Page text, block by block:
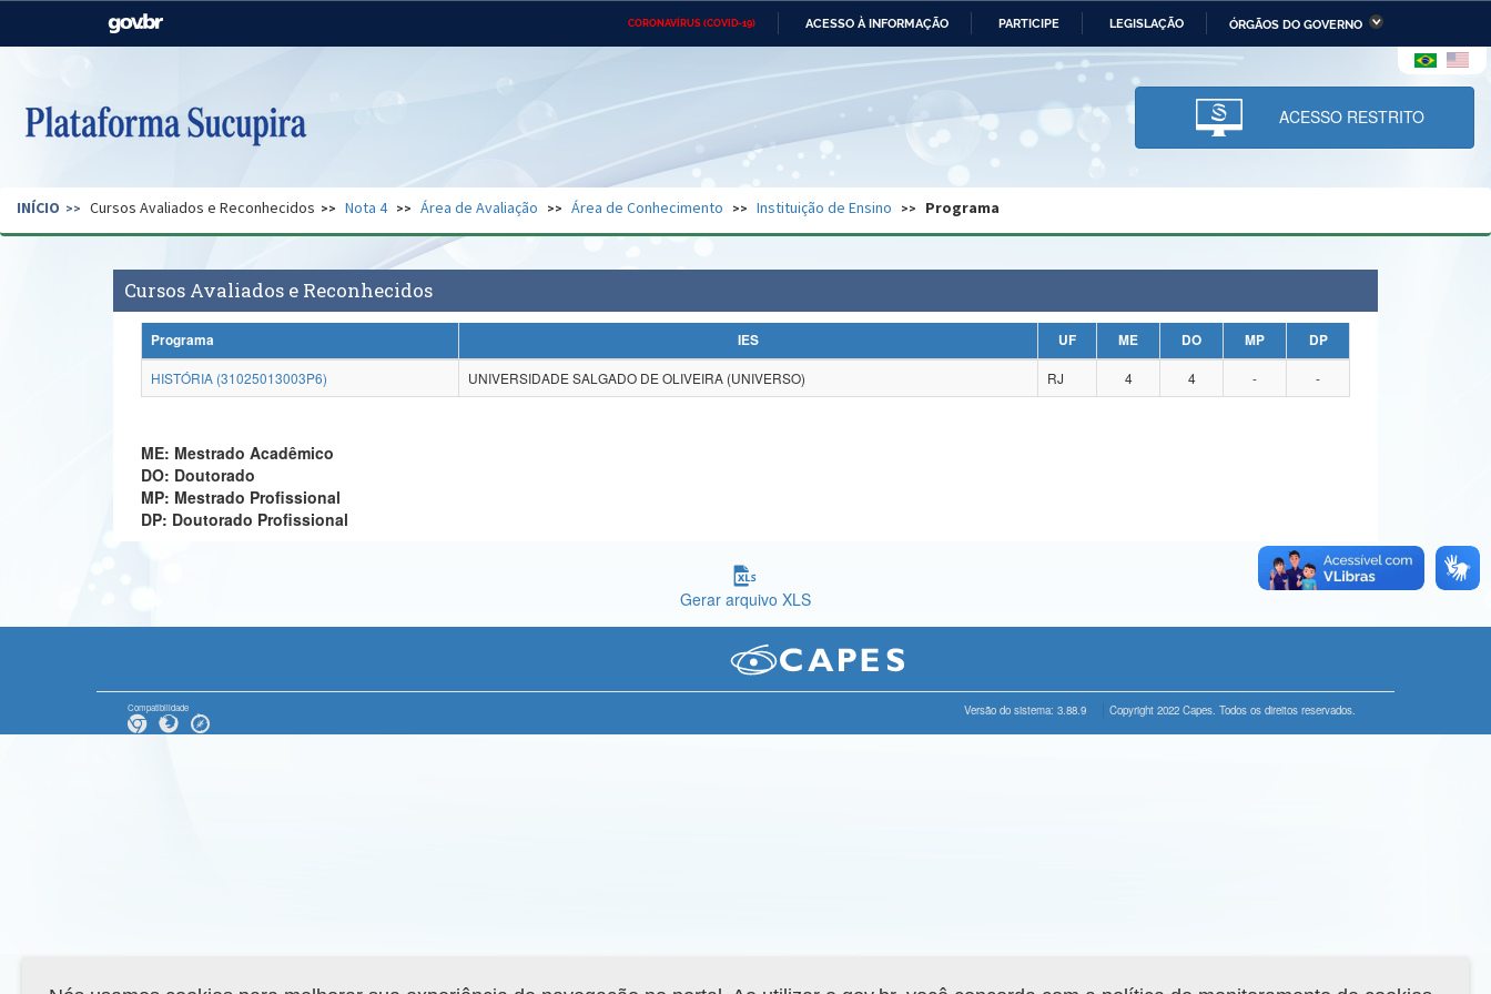
CORONAVÍRUS (COVID-19) ACESSO À INFORMAÇÃO PARTICIPE LEGISLAÇÃO ÓRGÃOS DO GOVERNO
Casa Civil Ministério das Relações Ministério da Economia Ministério da Infraestrutura
Pecuária e Abastecimento
Ministério da Ciência,
Tecnologia, Inovações e
Comunicações
Ministério do Desenvolvimento
Regional e dos Direitos Humanos
Secretaria de Governo Gabinete de Segurança Advocacia-Geral da União Banco Central do Brasil Planalto
ACESSO RESTRITO
INÍCIO Cursos Avaliados e Reconhecidos Nota 4 Área de Avaliação Área de Conhecimento Instituição de Ensino Programa
Cursos Avaliados e Reconhecidos
Programa IES UF ME DO MP
DP
HISTÓRIA (31025013003P6)
UNIVERSIDADE SALGADO DE OLIVEIRA (UNIVERSO) RJ 4 4 - -
ME: Mestrado Acadêmico
DO: Doutorado
MP: Mestrado Profissional
DP: Doutorado Profissional
Gerar arquivo XLS
Compatibilidade Versão do sistema: 3.88.9 Copyright 2022 Capes. Todos os direitos reservados.